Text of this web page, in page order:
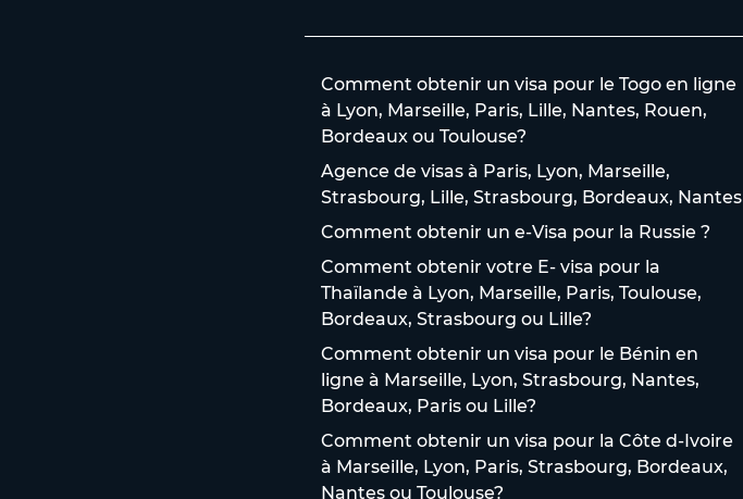
Comment obtenir un visa pour le Togo en ligne
à Lyon, Marseille, Paris, Lille, Nantes, Rouen,
Bordeaux ou Toulouse?
Agence de visas à Paris, Lyon, Marseille,
Strasbourg, Lille, Strasbourg, Bordeaux, Nantes
Comment obtenir un e-Visa pour la Russie ?
Comment obtenir votre E- visa pour la
Thaïlande à Lyon, Marseille, Paris, Toulouse,
Bordeaux, Strasbourg ou Lille?
Comment obtenir un visa pour le Bénin en
ligne à Marseille, Lyon, Strasbourg, Nantes,
Bordeaux, Paris ou Lille?
Comment obtenir un visa pour la Côte d-Ivoire
à Marseille, Lyon, Paris, Strasbourg, Bordeaux,
Nantes ou Toulouse?